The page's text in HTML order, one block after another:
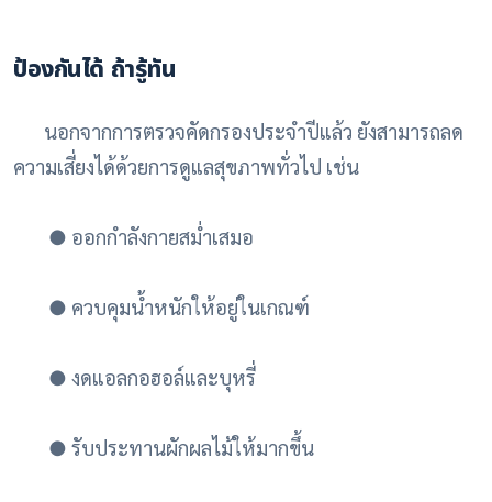
ป้องกันได้ ถ้ารู้ทัน
นอกจากการตรวจคัดกรองประจำปีแล้ว ยังสามารถลด
ความเสี่ยงได้ด้วยการดูแลสุขภาพทั่วไป เช่น
● ออกกำลังกายสม่ำเสมอ
● ควบคุมน้ำหนักให้อยู่ในเกณฑ์
● งดแอลกอฮอล์และบุหรี่
● รับประทานผักผลไม้ให้มากขึ้น